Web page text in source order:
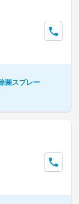
菌スプレー